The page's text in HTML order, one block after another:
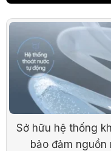
Sở hữu hệ thống
bảo đảm